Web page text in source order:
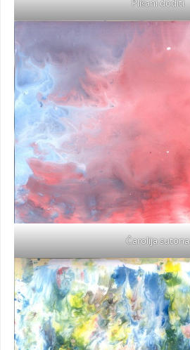
Plišani doditi
Čarolija sutona